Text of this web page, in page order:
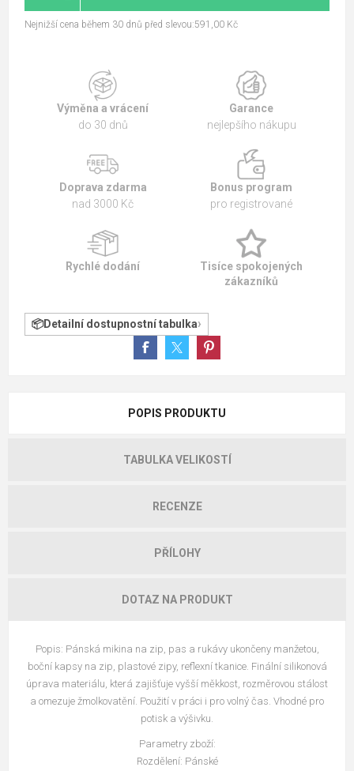
Nejnižší cena během 30 dnů před slevou:591,00 Kč
Výměna a vrácení
do 30 dnů
Garance
nejlepšího nákupu
Doprava zdarma
nad 3000 Kč
Bonus program
pro registrované
Rychlé dodání
Tisíce spokojených
zákazníků
Detailní dostupnostní tabulka
POPIS PRODUKTU
TABULKA VELIKOSTÍ
RECENZE
PŘÍLOHY
DOTAZ NA PRODUKT
Popis: Pánská mikina na zip, pas a rukávy ukončeny manžetou,
boční kapsy na zip, plastové zipy, reflexní tkanice. Finální silikonová
úprava materiálu, která zajišťuje vyšší měkkost, rozměrovou stálost
a omezuje žmolkovatění. Použití v práci i pro volný čas. Vhodné pro
potisk a výšivku.
Parametry zboží:
Rozdělení: Pánské